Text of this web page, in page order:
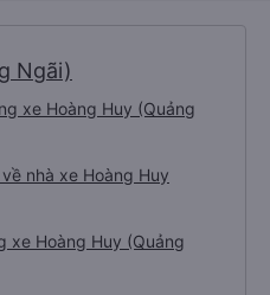
Ngãi)
xe Hoàng Huy (Quảng
nhà xe Hoàng Huy
xe Hoàng Huy (Quảng